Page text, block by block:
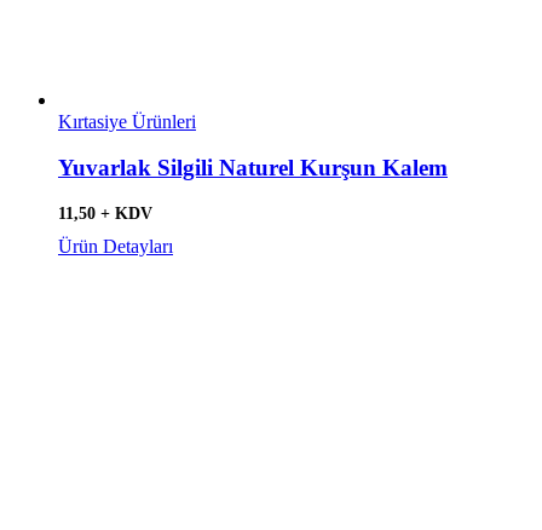
Kırtasiye Ürünleri
Yuvarlak Silgili Naturel Kurşun Kalem
11,50 + KDV
Ürün Detayları